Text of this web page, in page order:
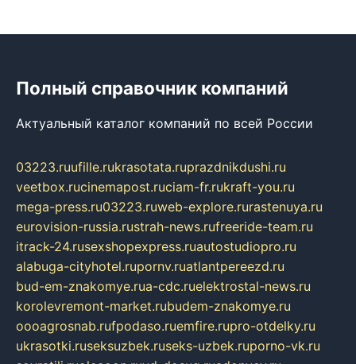
Полный справочник компаний
Актуальный каталог компаний по всей России
03223.ruufille.rukrasotata.ruprazdnikdushi.ru
veetbox.rucinemapost.ruciam-fr.rukraft-you.ru
mega-press.ru03223.ruweb-explore.rurastenuya.ru
eurovision-russia.rustrah-news.rufreeride-team.ru
itrack-24.rusexshopexpress.ruautostudiopro.ru
alabuga-cityhotel.rupornv.ruatlantpereezd.ru
bud-em-znakomye.rua-cdc.ruelektrostal-news.ru
korolevremont-market.rubudem-znakomye.ru
oooagrosnab.rufpodaso.ruemfire.rupro-otdelky.ru
ukrasotki.ruseksuzbek.ruseks-uzbek.ruporno-vk.ru